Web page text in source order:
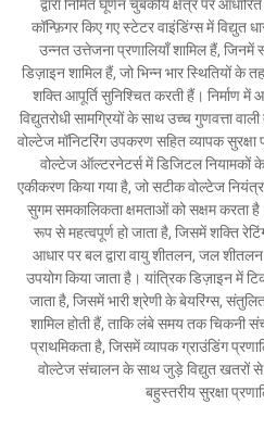
द्वारा निर्मित घूर्णन चुंबकीय क्षेत्र पर
कॉन्फ़िगर किए गए स्टेटर वाइंडिंग्स में विद्युत
उन्नत उत्तेजना प्रणालियाँ शामिल हैं,
डिज़ाइन शामिल हैं, जो भिन्न भार स्थितियों के
शक्ति आपूर्ति सुनिश्चित करती हैं। निर्माण
विद्युतरोधी सामग्रियों के साथ उच्च गुणवत्ता
वोल्टेज मॉनिटरिंग उपकरण सहित व्यापक
वोल्टेज ऑल्टरनेटर्स में डिजिटल नियामकों
एकीकरण किया गया है, जो सटीक वोल्टेज
सुगम समकालिकता क्षमताओं को सक्षम करता
रूप से महत्वपूर्ण हो जाता है, जिसमें शक्ति
आधार पर बल द्वारा वायु शीतलन, जल
उपयोग किया जाता है। यांत्रिक डिज़ाइन में
जाता है, जिसमें भारी श्रेणी के बेयरिंग्स,
शामिल होती हैं, ताकि लंबे समय तक चिकनी
प्राथमिकता है, जिसमें व्यापक ग्राउंडिंग
वोल्टेज संचालन के साथ जुड़े विद्युत खतरों से
बहुस्तरीय सुरक्षा